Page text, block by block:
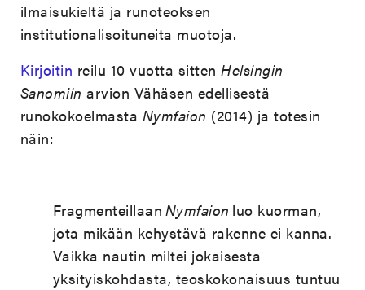
ilmaisukieltä ja runoteoksen
institutionalisoituneita muotoja.
Kirjoitin reilu 10 vuotta sitten Helsingin
Sanomiinarvion Vähäsen edellisestä
runokokoelmasta Nymfaion (2014) ja totesin
näin:
Fragmenteillaan Nymfaion luo kuorman,
jota mikään kehystävä rakenne ei kanna.
Vaikka nautin miltei jokaisesta
yksityiskohdasta, teoskokonaisuus tuntuu